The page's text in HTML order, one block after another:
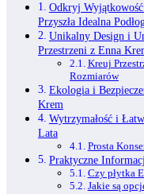
Odkryj
Przyszła Idealna
Unikalny Design i
Przestrzeni z Enna
Kreuj
Rozmiarów
Ekologia i
Krem
Wytrzymałość i
Lata
Prosta
Praktyczne
Czy płytka
Jakie są